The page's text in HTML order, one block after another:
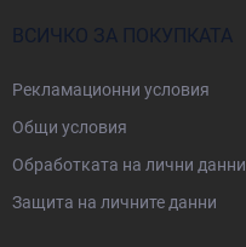
ВСИЧКО ЗА ПОКУПКАТА
Рекламационни условия
Общи условия
Oбработката на лични данни
Защита на личните данни